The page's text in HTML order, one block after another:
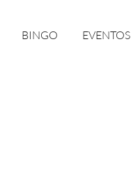
BINGO EVENTOS